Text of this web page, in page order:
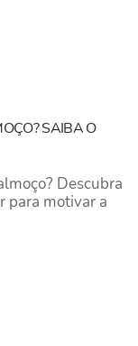
SAIBA O
Descubra
para motivar a